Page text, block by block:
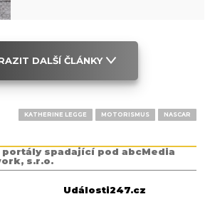
DALŠÍ ČLÁNKY
KATHERINE LEGGE MOTORISMUS NASCAR
portály spadající pod abcMedia
s.r.o.
Události247.cz